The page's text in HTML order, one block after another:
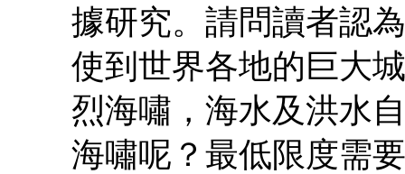
據研究。請問讀者認
使到世界各地的巨大
烈海嘯，海水及洪水
海嘯呢？最低限度需